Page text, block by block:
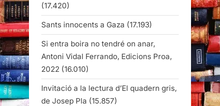
(17.420)
Sants innocents a Gaza (17.193)
Si entra boira no tendré on anar,
Antoni Vidal Ferrando, Edicions Proa,
2022 (16.010)
Invitació a la lectura d’El quadern gris,
de Josep Pla (15.857)